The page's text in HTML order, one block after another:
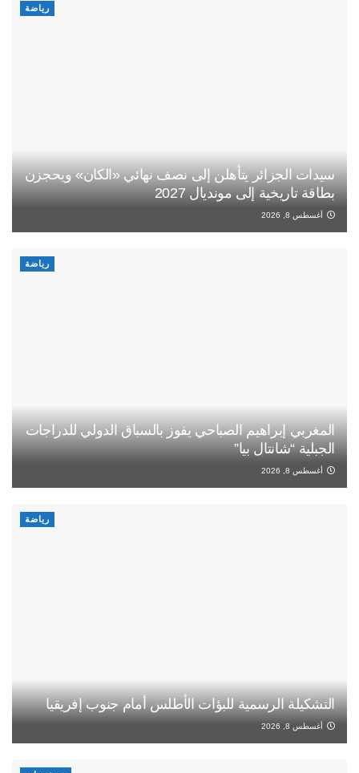
رياضة
سيدات الجزائر يتأهلن إلى نصف نهائي «الكان» ويحجزن
بطاقة تاريخية إلى مونديال 2027
أغسطس 8, 2026
رياضة
المغربي إبراهيم الصباحي يفوز بالسباق الدولي للدراجات
الجبلية “شانتال بيا”
أغسطس 8, 2026
رياضة
التشكيلة الرسمية للبؤات الأطلس أمام جنوب إفريقيا
أغسطس 8, 2026